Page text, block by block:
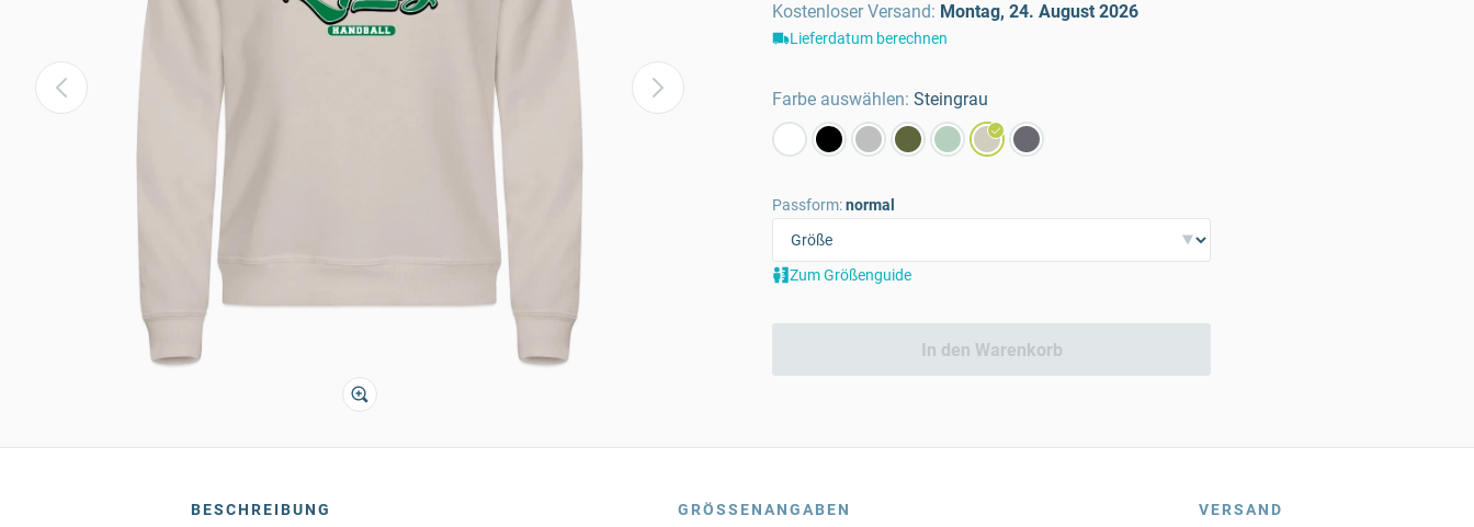
Kostenloser Versand: Montag, 24. August 2026
Lieferdatum berechnen
Farbe auswählen: Steingrau
Passform:normal
Zum Größenguide
In den Warenkorb
BESCHREIBUNG GRÖSSENANGABEN VERSAND